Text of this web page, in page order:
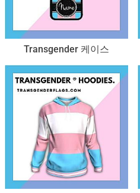
Transgender 케이스